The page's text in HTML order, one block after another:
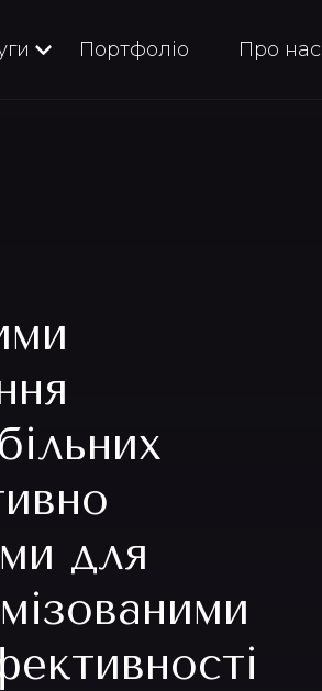
Портфоліо Про нас
для